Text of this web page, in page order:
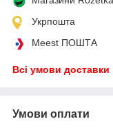
Укрпошта
Meest ПОШТА
Всі умови доставки
Умови оплати